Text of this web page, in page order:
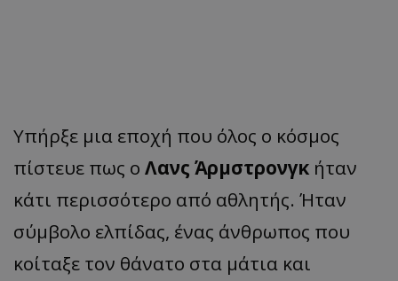
Υπήρξε μια εποχή που όλος ο κόσμος
πίστευε πως ο Λανς Άρμστρονγκ ήταν
κάτι περισσότερο από αθλητής. Ήταν
σύμβολο ελπίδας, ένας άνθρωπος που
κοίταξε τον θάνατο στα μάτια και